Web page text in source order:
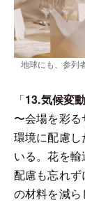
地球にも、参列
「13.気候変
〜会場を彩
環境に配慮
いる。花を
配慮も忘れ
の材料を減ら